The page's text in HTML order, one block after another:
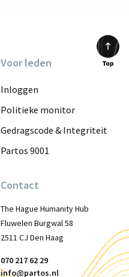
Voor leden
Inloggen
Politieke monitor
Gedragscode & Integriteit
Partos 9001
Contact
The Hague Humanity Hub
Fluwelen Burgwal 58
2511 CJ Den Haag
070 217 62 29
info@partos.nl